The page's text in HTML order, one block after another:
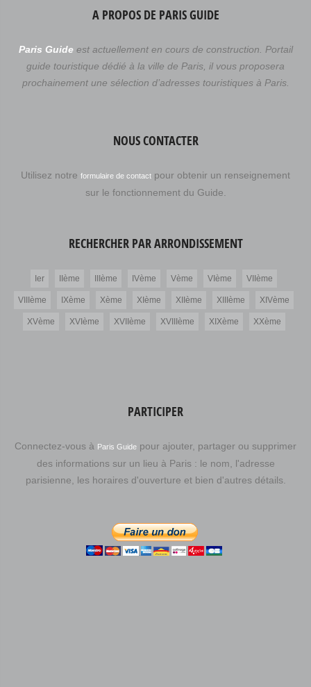
A PROPOS DE PARIS GUIDE
Paris Guideest actuellement en cours de construction. Portail
guide touristique dédié à la ville de Paris, il vous proposera
prochainement une sélection d’adresses touristiques à Paris.
NOUS CONTACTER
Utilisez notre formulaire de contact pour obtenir un renseignement
sur le fonctionnement du Guide.
RECHERCHER PAR ARRONDISSEMENT
Ier IIème IIIème IVème Vème VIème VIIème
VIIIème IXème Xème XIème XIIème XIIIème XIVème
XVème XVIème XVIIème XVIIIème XIXème XXème
PARTICIPER
Connectez-vous à Paris Guide pour ajouter, partager ou supprimer
des informations sur un lieu à Paris : le nom, l'adresse
parisienne, les horaires d'ouverture et bien d'autres détails.